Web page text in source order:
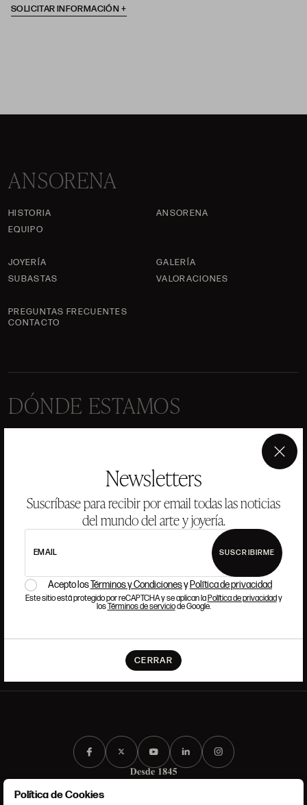
Newsletters
Suscríbase para recibir por email todas las noticias
del mundo del arte y joyería.
EMAIL SUSCRIBIRME
Acepto losTérminos y Condicionesy Política de privacidad
Este sitio está protegido por reCAPTCHA y se aplican laPolítica de privacidady
losTérminos de serviciode Google.
CERRAR
×
SOLICITAR INFORMACIÓN
ANSORENA
HISTORIA
ANSORENA
EQUIPO
JOYERÍA
GALERÍA
SUBASTAS
VALORACIONES
PREGUNTAS FRECUENTES
CONTACTO
DÓNDE ESTAMOS
TRABAJA CON NOSOTROS
Si quieres formar parte del equipo de Ansorena, buscamos
talento que tenga pasión y admiración por el Arte, la Cultura,
Política de Cookies